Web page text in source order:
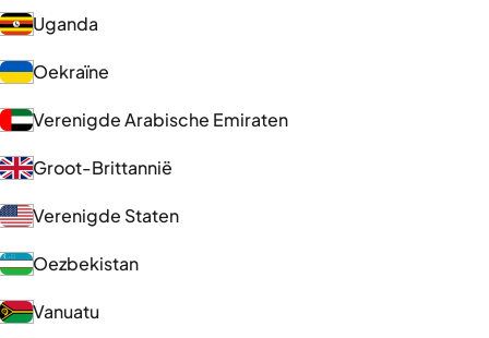
Uganda
Oekraïne
Verenigde Arabische Emiraten
Groot-Brittannië
Verenigde Staten
Oezbekistan
Vanuatu